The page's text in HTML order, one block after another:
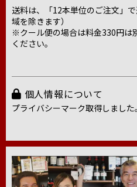
送料は、「12本単位のご注文」
域を除きます）
※クール便の場合は料金330円は
ください。
個人情報について
プライバシーマーク取得しました。